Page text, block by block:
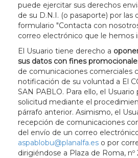
puede ejercitar sus derechos
de su D.N.I. (o pasaporte) por las
formulario "Contacta con
correo electrónico que le hemos
El Usuario tiene derecho a
sus datos con fines
de comunicaciones comerciales
notificación de su voluntad a El
SAN PABLO. Para ello, el Usuario
solicitud mediante el
párrafo anterior. Asimismo, el
recepción de comunicaciones
del envío de un correo
aspablobu@planalfa.es o por
dirigiéndose a Plaza de Roma,